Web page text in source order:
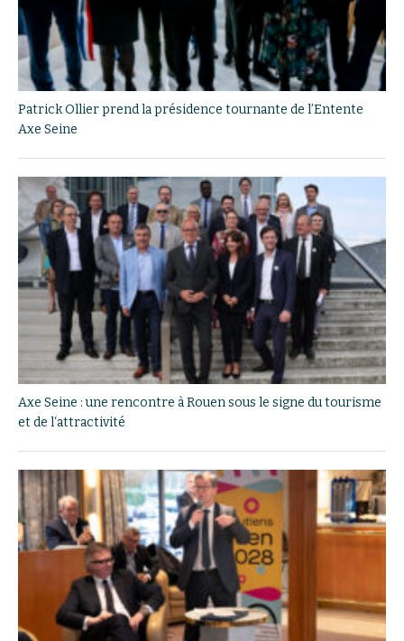
Patrick Ollier prend la présidence tournante de l’Entente
Axe Seine
Axe Seine : une rencontre à Rouen sous le signe du tourisme
et de l‘attractivité